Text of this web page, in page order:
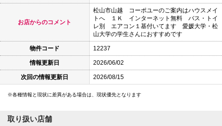
お店からのコメント
松山市山越 コーポユーのご案内はハウスメイ
トへ １Ｋ インターネット無料 バス・トイ
レ別 エアコン１基付いてます 愛媛大学・松
山大学の学生さんにおすすめです
物件コード 12237
情報更新日 2026/06/02
次回の情報更新日 2026/08/15
各種情報と現状に差異がある場合は、現状優先となります
取り扱い店舗